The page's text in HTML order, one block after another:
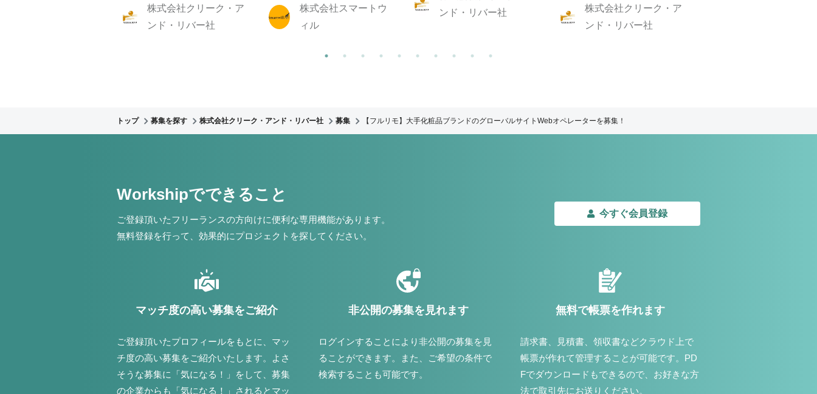
株式会社クリーク・ア
ンド・リバー社
株式会社スマートウ
ィル
ンド・リバー社
株式会社クリーク・ア
ンド・リバー社
トップ 募集を探す 株式会社クリーク・アンド・リバー社 募集 【フルリモ】大手化粧品ブランドのグローバルサイトWebオペレーターを募集！
Workshipでできること
ご登録頂いたフリーランスの方向けに便利な専用機能があります。
無料登録を行って、効果的にプロジェクトを探してください。
今すぐ会員登録
マッチ度の高い募集をご紹介
ご登録頂いたプロフィールをもとに、マッ
チ度の高い募集をご紹介いたします。よさ
そうな募集に「気になる！」をして、募集
の企業からも「気になる！」されるとマッ
非公開の募集を見れます
ログインすることにより非公開の募集を見
ることができます。また、ご希望の条件で
検索することも可能です。
無料で帳票を作れます
請求書、見積書、領収書などクラウド上で
帳票が作れて管理することが可能です。PD
Fでダウンロードもできるので、お好きな方
法で取引先にお送りください。